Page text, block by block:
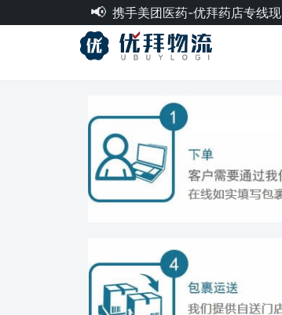
携手美团医药-优拜药店专线